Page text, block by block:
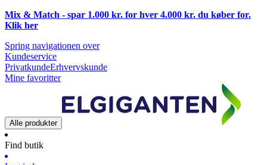
Mix & Match - spar 1.000 kr. for hver 4.000 kr. du køber for.
Klik her
Spring navigationen over
Kundeservice
PrivatkundeErhvervskunde
Mine favoritter
Alle produkter
Find butik